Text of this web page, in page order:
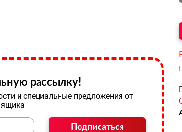
рассылку!
и специальные предложения от
ящика
Подписаться